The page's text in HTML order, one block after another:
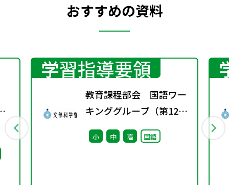
おすすめの資料
学習指導要領
教育課程部会 国語ワー
キンググループ（第12
回） 配付資料
小 中 高 国語